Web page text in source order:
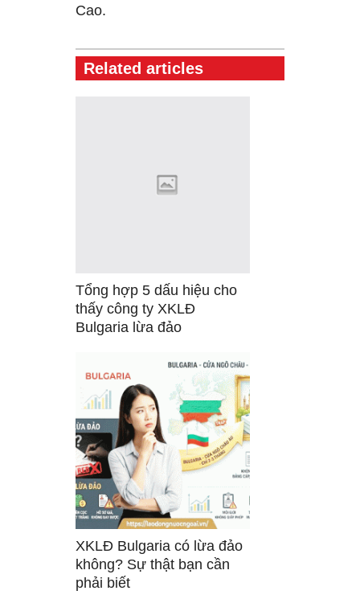
Cao.
Related articles
Tổng hợp 5 dấu hiệu cho
thấy công ty XKLĐ
Bulgaria lừa đảo
XKLĐ Bulgaria có lừa đảo
không? Sự thật bạn cần
phải biết